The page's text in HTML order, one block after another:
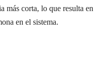
más corta, lo que resulta en
en el sistema.